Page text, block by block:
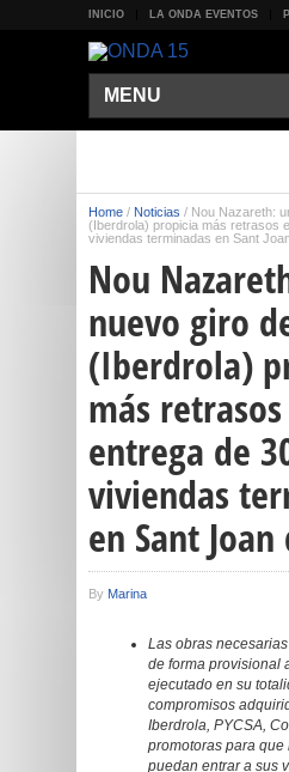
INICIO LA ONDA EVENTOS
MENU
Home / Noticias / Nou Nazareth:
(Iberdrola) propicia más retrasos
viviendas terminadas en Sant
Nou
nuevo giro
(Iberdrola)
más
entrega de
viviendas
en Sant Joan
By Marina
Las obras
de forma provisional
ejecutado en su
compromisos
Iberdrola, PYCSA,
promotoras para que
puedan entrar a sus